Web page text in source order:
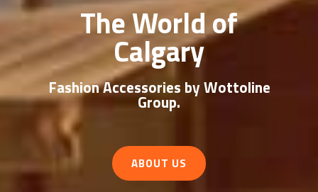
The World of
Calgary
Fashion Accessories by Wottoline
Group.
ABOUT US